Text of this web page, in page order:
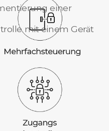
einer
mit einem Gerät